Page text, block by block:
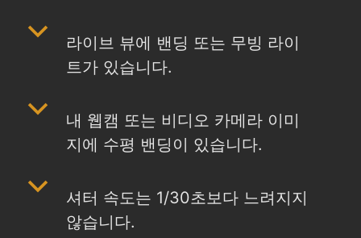
b
라이브 뷰에 밴딩 또는 무빙 라이
트가 있습니다.
b
내 웹캠 또는 비디오 카메라 이미
지에 수평 밴딩이 있습니다.
b
셔터 속도는 1/30초보다 느려지지
않습니다.